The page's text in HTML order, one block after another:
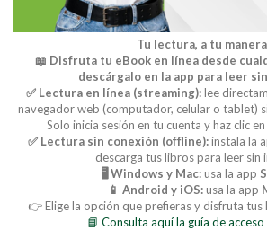
Tu lectura, a tu manera
📖 Disfruta tu eBook en línea desde
descárgalo en la app para leer
✅ Lectura en línea (streaming):lee
navegador web (computador, celular o tablet)
Solo inicia sesión en tu cuenta y haz clic en
✅ Lectura sin conexión (offline):instala la
descarga tus libros para leer sin
🖥️ Windows y Mac:usa la app
📱 Android y iOS:usa la app
👉 Elige la opción que prefieras y disfruta
📘 Consulta aquí la guía de